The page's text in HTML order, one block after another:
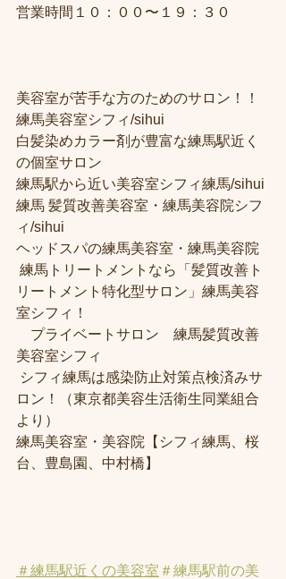
営業時間１０：００〜１９：３０
美容室が苦手な方のためのサロン！！
練馬美容室シフィ/sihui
白髪染めカラー剤が豊富な練馬駅近く
の個室サロン
練馬駅から近い美容室シフィ練馬/sihui
練馬 髪質改善美容室・練馬美容院シフ
ィ/sihui
ヘッドスパの練馬美容室・練馬美容院
リートメント特化型サロン」練馬美容
室シフィ！
プライベートサロン　練馬髪質改善
美容室シフィ
ロン！（東京都美容生活衛生同業組合
より）
練馬美容室・美容院【シフィ練馬、桜
台、豊島園、中村橋】
＃練馬駅近くの美容室 ＃練馬駅前の美